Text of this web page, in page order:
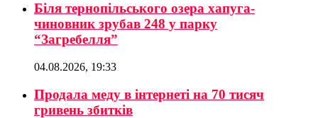
Біля тернопільського озера хапуга-
чиновник зрубав 248 у парку
“Загребелля”
04.08.2026, 19:33
Продала меду в інтернеті на 70 тисяч
гривень збитків